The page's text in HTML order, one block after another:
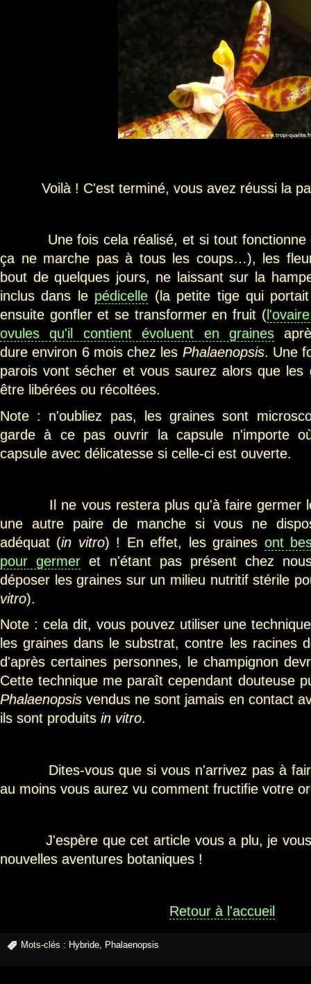
Voilà ! C'est terminé, vous avez réussi la
Une fois cela réalisé, et si tout fonctionne
ça ne marche pas à tous les coups…), les
bout de quelques jours, ne laissant sur la
inclus dans le pédicelle (la petite tige qui
ensuite gonfler et se transformer en fruit (
ovules qu'il contient évoluent en graines
dure environ 6 mois chez les Phalaenopsis. Une
parois vont sécher et vous saurez alors que les
être libérées ou récoltées.
Note : n'oubliez pas, les graines sont
garde à ce pas ouvrir la capsule n'importe
capsule avec délicatesse si celle-ci est ouverte.
Il ne vous restera plus qu'à faire germer
une autre paire de manche si vous ne
adéquat (in vitro) ! En effet, les graines ont
pour germer et n'étant pas présent chez
déposer les graines sur un milieu nutritif stérile
vitro).
Note : cela dit, vous pouvez utiliser une
les graines dans le substrat, contre les racines
d'après certaines personnes, le champignon
Cette technique me paraît cependant douteuse
Phalaenopsis vendus ne sont jamais en contact
ils sont produits in vitro.
Dites-vous que si vous n'arrivez pas à
au moins vous aurez vu comment fructifie votre
J'espère que cet article vous a plu, je vous
nouvelles aventures botaniques !
Retour à l'accueil
Mots-clés : Hybride, Phalaenopsis